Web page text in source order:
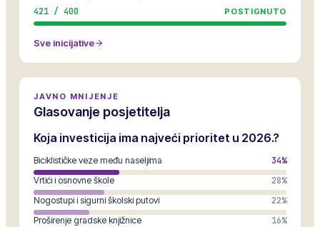
421 / 400 POSTIGNUTO
Sve inicijative
JAVNO MNIJENJE
Glasovanje posjetitelja
Koja investicija ima najveći prioritet u 2026.?
Biciklističke veze među naseljima 34%
Vrtići i osnovne škole 28%
Nogostupi i sigurni školski putovi 22%
Proširenje gradske knjižnice 16%